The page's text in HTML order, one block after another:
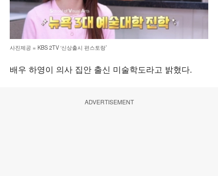
사진제공 = KBS 2TV ‘신상출시 편스토랑’
배우 하영이 의사 집안 출신 미술학도라고 밝혔다.
ADVERTISEMENT